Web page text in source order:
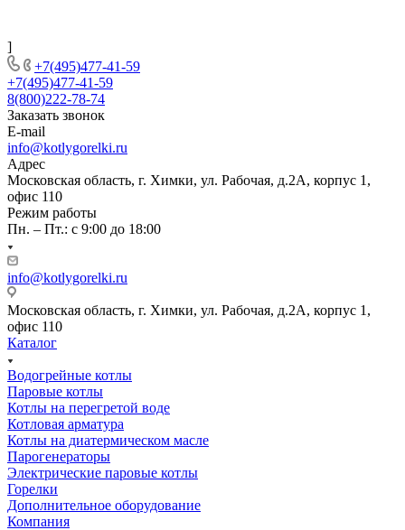
]
+7(495)477-41-59
+7(495)477-41-59
8(800)222-78-74
Заказать звонок
E-mail
info@kotlygorelki.ru
Адрес
Московская область, г. Химки, ул. Рабочая, д.2А, корпус 1,
офис 110
Режим работы
Пн. – Пт.: с 9:00 до 18:00
info@kotlygorelki.ru
Московская область, г. Химки, ул. Рабочая, д.2А, корпус 1,
офис 110
Каталог
Водогрейные котлы
Паровые котлы
Котлы на перегретой воде
Котловая арматура
Котлы на диатермическом масле
Парогенераторы
Электрические паровые котлы
Горелки
Дополнительное оборудование
Компания